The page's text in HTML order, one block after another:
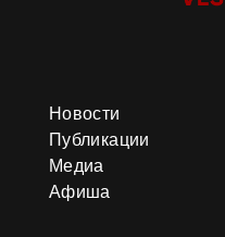
Новости
Публикации
Медиа
Афиша